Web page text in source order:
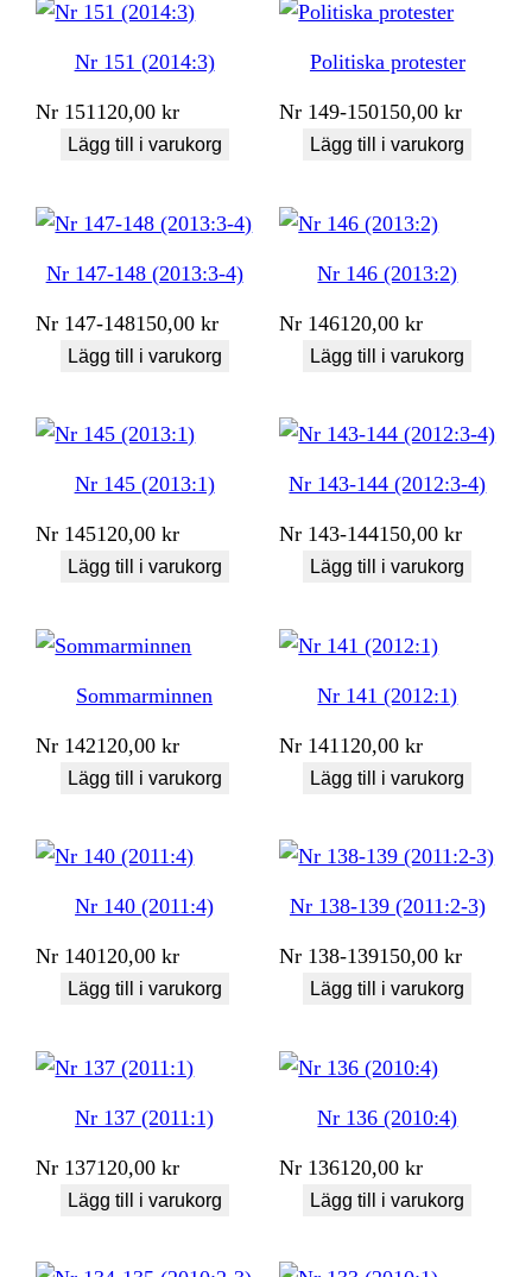
Nr 151 (2014:3)
Nr 151120,00kr
Lägg till i varukorg
Politiska protester
Nr 149-150150,00kr
Lägg till i varukorg
Nr 147-148 (2013:3-4)
Nr 147-148150,00kr
Lägg till i varukorg
Nr 146 (2013:2)
Nr 146120,00kr
Lägg till i varukorg
Nr 145 (2013:1)
Nr 145120,00kr
Lägg till i varukorg
Nr 143-144 (2012:3-4)
Nr 143-144150,00kr
Lägg till i varukorg
Sommarminnen
Nr 142120,00kr
Lägg till i varukorg
Nr 141 (2012:1)
Nr 141 120,00kr
Lägg till i varukorg
Nr 140 (2011:4)
Nr 140120,00kr
Lägg till i varukorg
Nr 138-139 (2011:2-3)
Nr 138-139150,00kr
Lägg till i varukorg
Nr 137 (2011:1)
Nr 137120,00kr
Lägg till i varukorg
Nr 136 (2010:4)
Nr 136120,00kr
Lägg till i varukorg